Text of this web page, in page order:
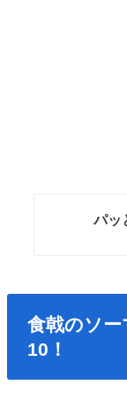
パッ
食戟のソ
10！